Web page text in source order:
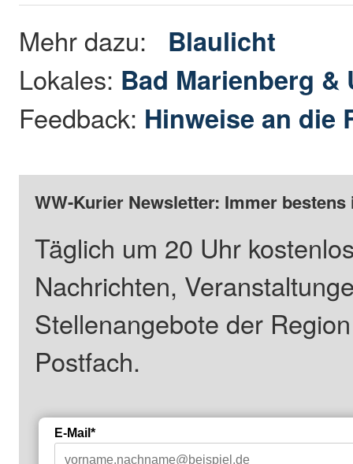
Mehr dazu: Blaulicht
Lokales: Bad Marienberg &
Feedback: Hinweise an die
WW-Kurier Newsletter: Immer
Täglich um 20 Uhr
Nachrichten,
Stellenangebote der
Postfach.
E-Mail*